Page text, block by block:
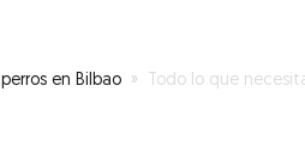
en Bilbao » Todo lo que necesitas es amor y un